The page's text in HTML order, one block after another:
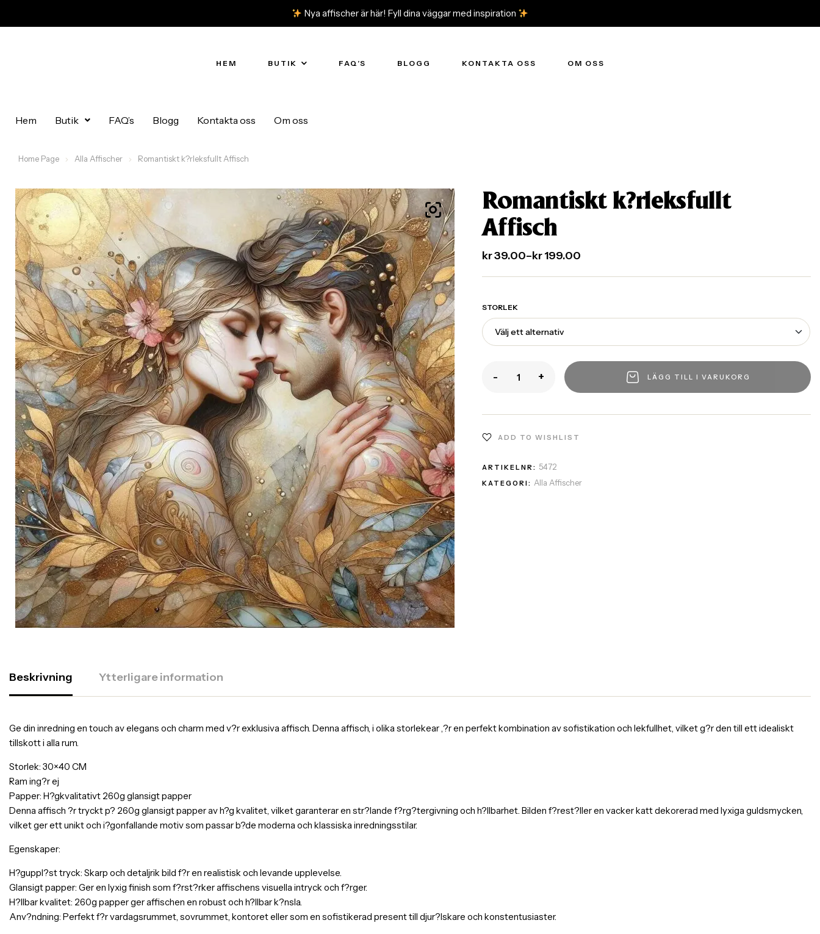
Nya affischer är här! Fyll dina väggar med inspiration
HEM BUTIK FAQ’S BLOGG KONTAKTA OSS OM OSS
Hem Butik FAQ’s Blogg Kontakta oss Om oss
Home Page Alla Affischer Romantiskt k?rleksfullt Affisch
Romantiskt k?rleksfullt
Affisch
kr39.00–kr199.00
STORLEK
- + LÄGG TILL I VARUKORG
ADD TO WISHLIST
ARTIKELNR: 5472
KATEGORI:Alla Affischer
Beskrivning Ytterligare information
Ge din inredning en touch av elegans och charm med v?r exklusiva affisch. Denna affisch, i olika storlekear ,?r en perfekt kombination av sofistikation och lekfullhet, vilket g?r den till ett idealiskt
tillskott i alla rum.
Storlek: 30×40 CM
Ram ing?r ej
Papper: H?gkvalitativt 260g glansigt papper
Denna affisch ?r tryckt p? 260g glansigt papper av h?g kvalitet, vilket garanterar en str?lande f?rg?tergivning och h?llbarhet. Bilden f?rest?ller en vacker katt dekorerad med lyxiga guldsmycken,
vilket ger ett unikt och i?gonfallande motiv som passar b?de moderna och klassiska inredningsstilar.
Egenskaper:
H?guppl?st tryck: Skarp och detaljrik bild f?r en realistisk och levande upplevelse.
Glansigt papper: Ger en lyxig finish som f?rst?rker affischens visuella intryck och f?rger.
H?llbar kvalitet: 260g papper ger affischen en robust och h?llbar k?nsla.
Anv?ndning: Perfekt f?r vardagsrummet, sovrummet, kontoret eller som en sofistikerad present till djur?lskare och konstentusiaster.